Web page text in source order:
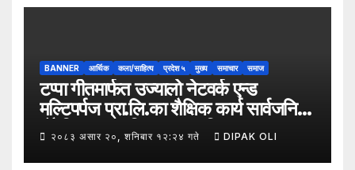
किसान र व्यापारीबीच व्यवसाय विस्तार सम्बन्धी
BANNER आर्थिक कला/साहित्य प्रदेश ५ मुख्य समाचार समाज
टप्पा गीतमार्फत उज्यालो नेटवर्क एन्ड
मल्टिपर्पज प्रा.लि.का शैक्षिक कार्य सार्वजनिक
हुँदै शिक्षा, सामाजिक उत्तरदायित्व र
सकारात्मक सन्देशलाई
२०८३ असार २०, शनिबार १२:२४ गते DIPAK OLI